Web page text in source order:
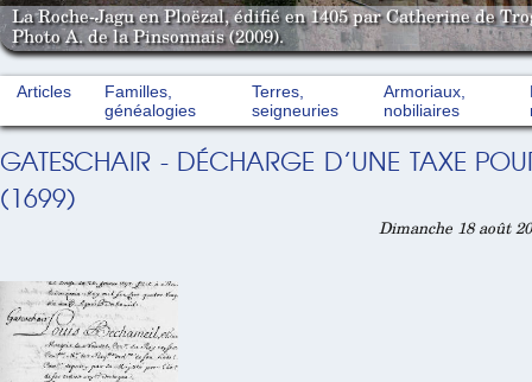
La Roche-Jagu en Ploëzal, édifié en 1405 par Catherine de
Photo A. de la Pinsonnais (2009).
Articles
Familles,
généalogies
Terres,
seigneuries
Armoriaux,
nobiliaires
GATESCHAIR - DÉCHARGE D’UNE TAXE
(1699)
Dimanche 18 août